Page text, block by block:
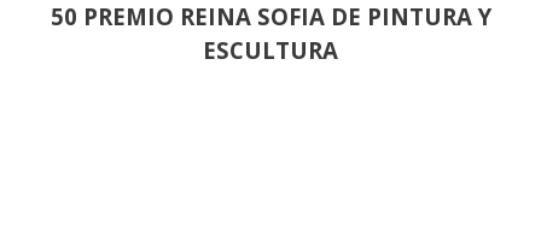
50 PREMIO REINA SOFIA DE PINTURA Y
ESCULTURA